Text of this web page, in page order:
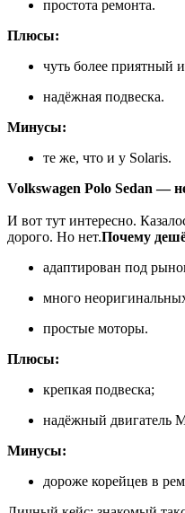
простота ремонта.
Плюсы:
чуть более приятный
надёжная подвеска.
Минусы:
те же, что и у Solaris.
Volkswagen Polo Sedan —
И вот тут интересно.
дорого. Но нет.Почему
адаптирован под
много
простые моторы.
Плюсы:
крепкая подвеска;
надёжный двигатель
Минусы:
дороже корейцев в